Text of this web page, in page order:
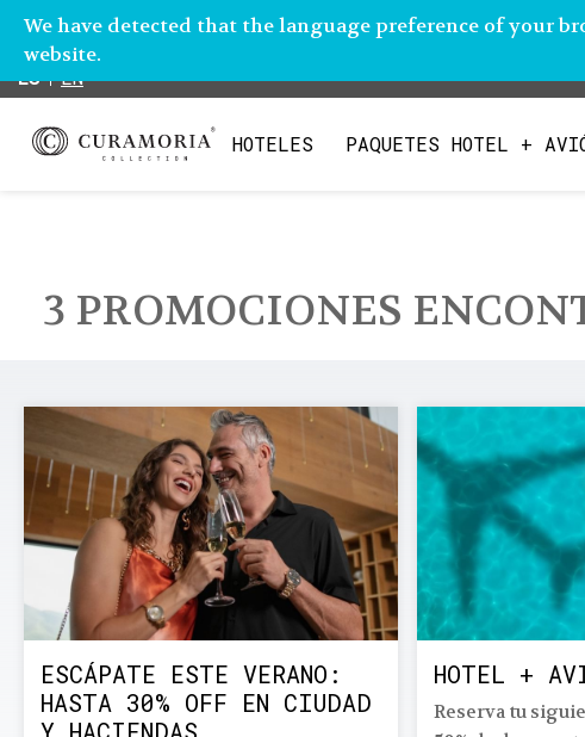
ES EN
HOTELES PAQUETES HOTEL +
OPENS IN A NEW TAB.
We have detected that the language preference of your
website.
3 PROMOCIONES
ESCÁPATE ESTE VERANO:
HASTA 30% OFF EN CIUDAD
HOTEL +
Reserva tu